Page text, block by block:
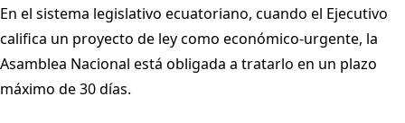
En el sistema legislativo ecuatoriano, cuando el Ejecutivo
califica un proyecto de ley como económico-urgente, la
Asamblea Nacional está obligada a tratarlo en un plazo
máximo de 30 días.